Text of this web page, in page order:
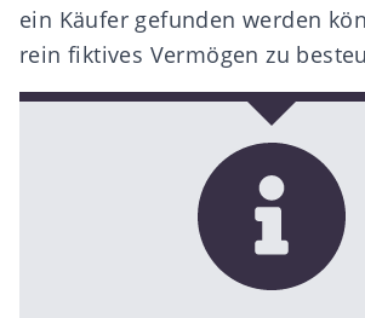
ein Käufer gefunden werden
rein fiktives Vermögen zu